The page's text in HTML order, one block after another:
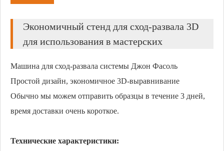
Экономичный стенд для сход-развала 3D
для использования в мастерских
Машина для сход-развала системы Джон Фасоль
Простой дизайн, экономичное 3D-выравнивание
Обычно мы можем отправить образцы в течение 3 дней,
время доставки очень короткое.
Технические характеристики: